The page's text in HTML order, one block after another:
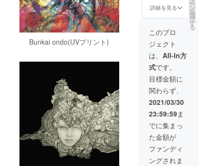
Bunkai ondo(UVプリント)
像はイ
メージ
です ※
送料込
み
で、額
装され
たサイ
ズは約
30cm×
30cm
です。
（６～
７月頃
配送予
定で
す）※送
料込み
を使用
して、
支援し
てくれ
た方の
オリジ
ナル映
像を制
作(撮影
～編集
～完成)
させて
いただ
きま
す。例
えば音
楽アー
ティス
トのMV
や企業
や店舗
詳細を見る ー
ン
を
選
択
す
る
このプロ
ジェクト
は、 All-In方
式です。
目標金額に
関わらず、
2021/03/30
23:59:59ま
でに集まっ
た金額が
ファンディ
ングされま